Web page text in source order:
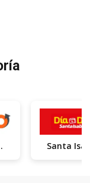
10